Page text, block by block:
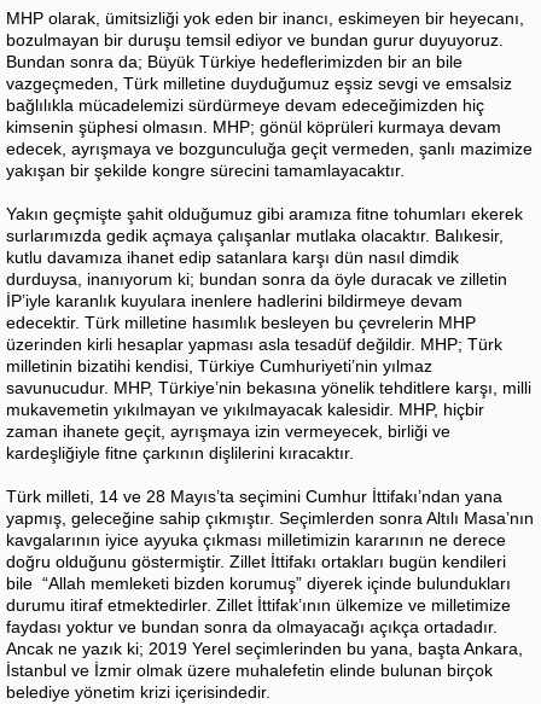
MHP olarak, ümitsizliği yok eden bir inancı, eskimeyen bir heyecanı,
bozulmayan bir duruşu temsil ediyor ve bundan gurur duyuyoruz.
Bundan sonra da; Büyük Türkiye hedeflerimizden bir an bile
vazgeçmeden, Türk milletine duyduğumuz eşsiz sevgi ve emsalsiz
bağlılıkla mücadelemizi sürdürmeye devam edeceğimizden hiç
kimsenin şüphesi olmasın. MHP; gönül köprüleri kurmaya devam
edecek, ayrışmaya ve bozgunculuğa geçit vermeden, şanlı mazimize
yakışan bir şekilde kongre sürecini tamamlayacaktır.
Yakın geçmişte şahit olduğumuz gibi aramıza fitne tohumları ekerek
surlarımızda gedik açmaya çalışanlar mutlaka olacaktır. Balıkesir,
kutlu davamıza ihanet edip satanlara karşı dün nasıl dimdik
durduysa, inanıyorum ki; bundan sonra da öyle duracak ve zilletin
İP’iyle karanlık kuyulara inenlere hadlerini bildirmeye devam
edecektir. Türk milletine hasımlık besleyen bu çevrelerin MHP
üzerinden kirli hesaplar yapması asla tesadüf değildir. MHP; Türk
milletinin bizatihi kendisi, Türkiye Cumhuriyeti’nin yılmaz
savunucudur. MHP, Türkiye’nin bekasına yönelik tehditlere karşı, milli
mukavemetin yıkılmayan ve yıkılmayacak kalesidir. MHP, hiçbir
zaman ihanete geçit, ayrışmaya izin vermeyecek, birliği ve
kardeşliğiyle fitne çarkının dişlilerini kıracaktır.
Türk milleti, 14 ve 28 Mayıs’ta seçimini Cumhur İttifakı’ndan yana
yapmış, geleceğine sahip çıkmıştır. Seçimlerden sonra Altılı Masa’nın
kavgalarının iyice ayyuka çıkması milletimizin kararının ne derece
doğru olduğunu göstermiştir. Zillet İttifakı ortakları bugün kendileri
bile “Allah memleketi bizden korumuş” diyerek içinde bulundukları
durumu itiraf etmektedirler. Zillet İttifak’ının ülkemize ve milletimize
faydası yoktur ve bundan sonra da olmayacağı açıkça ortadadır.
Ancak ne yazık ki; 2019 Yerel seçimlerinden bu yana, başta Ankara,
İstanbul ve İzmir olmak üzere muhalefetin elinde bulunan birçok
belediye yönetim krizi içerisindedir.